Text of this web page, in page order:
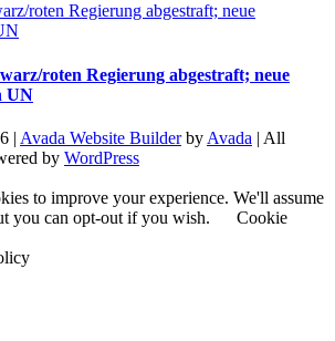
roten Regierung abgestraft; neue
roten Regierung abgestraft; neue
UN
| Avada Website Builderby Avada | All
by WordPress
to improve your experience. We'll assume
you can opt-out if you wish.
Cookie